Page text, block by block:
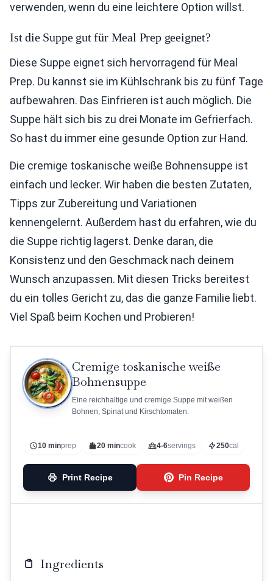
verwenden, wenn du eine leichtere Option willst.
Ist die Suppe gut für Meal Prep geeignet?
Diese Suppe eignet sich hervorragend für Meal
Prep. Du kannst sie im Kühlschrank bis zu fünf Tage
aufbewahren. Das Einfrieren ist auch möglich. Die
Suppe hält sich bis zu drei Monate im Gefrierfach.
So hast du immer eine gesunde Option zur Hand.
Die cremige toskanische weiße Bohnensuppe ist
einfach und lecker. Wir haben die besten Zutaten,
Tipps zur Zubereitung und Variationen
kennengelernt. Außerdem hast du erfahren, wie du
die Suppe richtig lagerst. Denke daran, die
Konsistenz und den Geschmack nach deinem
Wunsch anzupassen. Mit diesen Tricks bereitest
du ein tolles Gericht zu, das die ganze Familie liebt.
Viel Spaß beim Kochen und Probieren!
Cremige toskanische weiße
Bohnensuppe
Eine reichhaltige und cremige Suppe mit weißen
Bohnen, Spinat und Kirschtomaten.
10 minprep 20 mincook 4-6servings 250cal
Print Recipe Pin Recipe
Ingredients